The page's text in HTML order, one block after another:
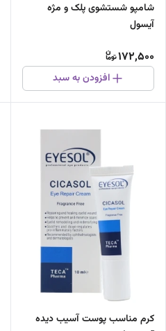
شامپو شستشوی پلک و مژه
آیسول
172,500
افزودن به سبد
کرم مناسب پوست آسیب دیده